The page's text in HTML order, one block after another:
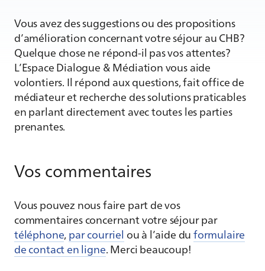
Vous avez des suggestions ou des propositions
d’amélioration concernant votre séjour au CHB?
Quelque chose ne répond-il pas vos attentes?
L’Espace Dialogue & Médiation vous aide
volontiers. Il répond aux questions, fait office de
médiateur et recherche des solutions praticables
en parlant directement avec toutes les parties
prenantes.
Vos commentaires
Vous pouvez nous faire part de vos
commentaires concernant votre séjour par
téléphone, par courriel ou à l’aide du formulaire
de contact en ligne. Merci beaucoup!